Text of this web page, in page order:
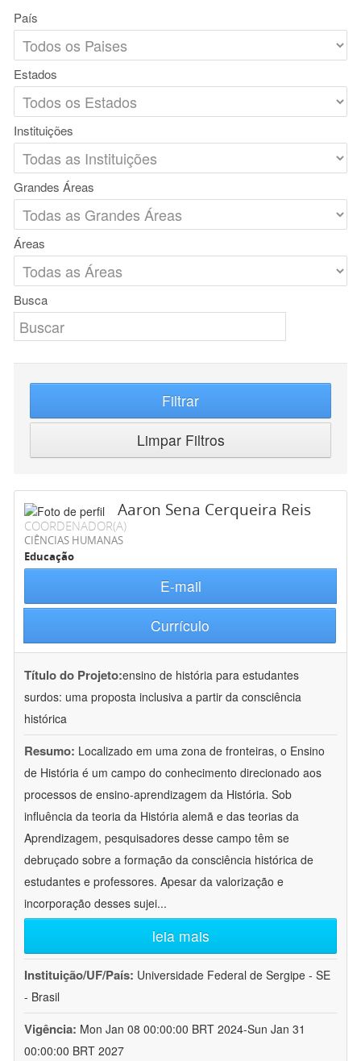
País
Estados
Instituições
Grandes Áreas
Áreas
Busca
Filtrar
Limpar Filtros
Aaron Sena Cerqueira Reis
COORDENADOR(A)
CIÊNCIAS HUMANAS
Educação
E-mail
Currículo
Título do Projeto:ensino de história para estudantes
surdos: uma proposta inclusiva a partir da consciência
histórica
Resumo: Localizado em uma zona de fronteiras, o Ensino
de História é um campo do conhecimento direcionado aos
processos de ensino-aprendizagem da História. Sob
influência da teoria da História alemã e das teorias da
Aprendizagem, pesquisadores desse campo têm se
debruçado sobre a formação da consciência histórica de
estudantes e professores. Apesar da valorização e
incorporação desses sujei...
leia mais
Instituição/UF/País: Universidade Federal de Sergipe - SE
- Brasil
Vigência: Mon Jan 08 00:00:00 BRT 2024-Sun Jan 31
00:00:00 BRT 2027